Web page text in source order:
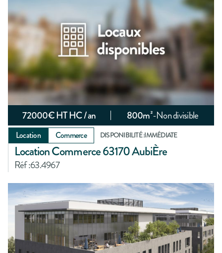
72000€ HT HC / an 800m²-Non divisible
Location Commerce DISPONIBILITÉ :IMMÉDIATE
Location Commerce 63170 AubiÈre
Réf :63.4967